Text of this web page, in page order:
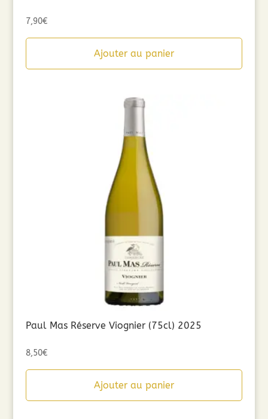
7,90€
Ajouter au panier
Paul Mas Réserve Viognier (75cl) 2025
8,50€
Ajouter au panier